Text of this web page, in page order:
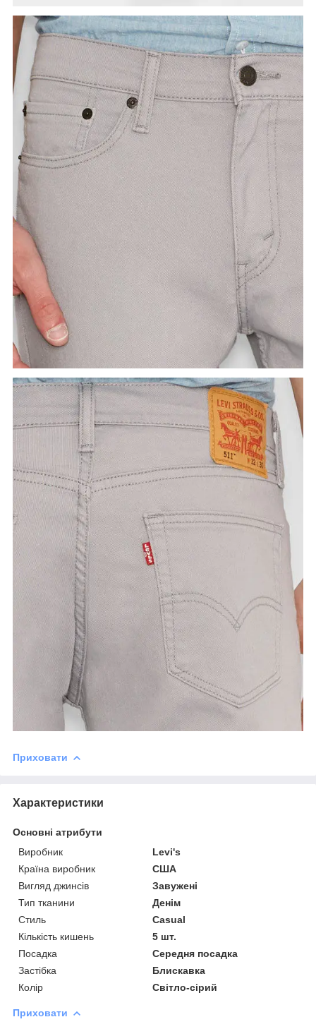
Приховати
Характеристики
Основні атрибути
Виробник
Levi's
Країна виробник
США
Вигляд джинсів
Завужені
Тип тканини
Денім
Стиль
Casual
Кількість кишень
5 шт.
Посадка
Середня посадка
Застібка
Блискавка
Колір
Світло-сірий
Приховати